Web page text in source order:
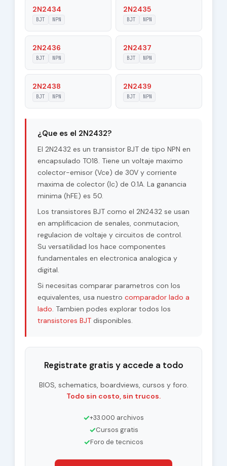
Maximum
Collector-Base
30 V
Maximum
Collector-Emitter
Voltage |Vce|
30 V
Max. Operating
Junction
Temperature (Tj)
175 °C
Maximum Collector
Power Dissipation
(Pc)
Forward Current
(hFE), MIN
50
2N2434
BJT NPN
2N2435
BJT NPN
2N2436
BJT NPN
2N2437
BJT NPN
2N2438
BJT NPN
2N2439
BJT NPN
¿Que es el 2N2432?
El 2N2432 es un transistor BJT de tipo NPN en
encapsulado TO18. Tiene un voltaje maximo
colector-emisor (Vce) de 30V y corriente
maxima de colector (Ic) de 0.1A. La ganancia
minima (hFE) es 50.
Los transistores BJT como el 2N2432 se usan
en amplificacion de senales, conmutacion,
regulacion de voltaje y circuitos de control.
Su versatilidad los hace componentes
fundamentales en electronica analogica y
digital.
Si necesitas comparar parametros con los
equivalentes, usa nuestro comparador lado a
lado. Tambien podes explorar todos los
transistores BJTdisponibles.
Registrate gratis y accede a todo
BIOS, schematics, boardviews, cursos y foro.
Todo sin costo, sin trucos.
✓+33.000 archivos
✓Cursos gratis
✓Foro de tecnicos